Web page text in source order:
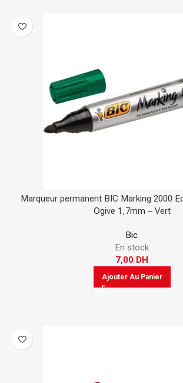
Marqueur permanent BIC Marking 2000
Ogive 1,7mm – Vert
Bic
En stock
7,00 DH
Ajouter Au Panier